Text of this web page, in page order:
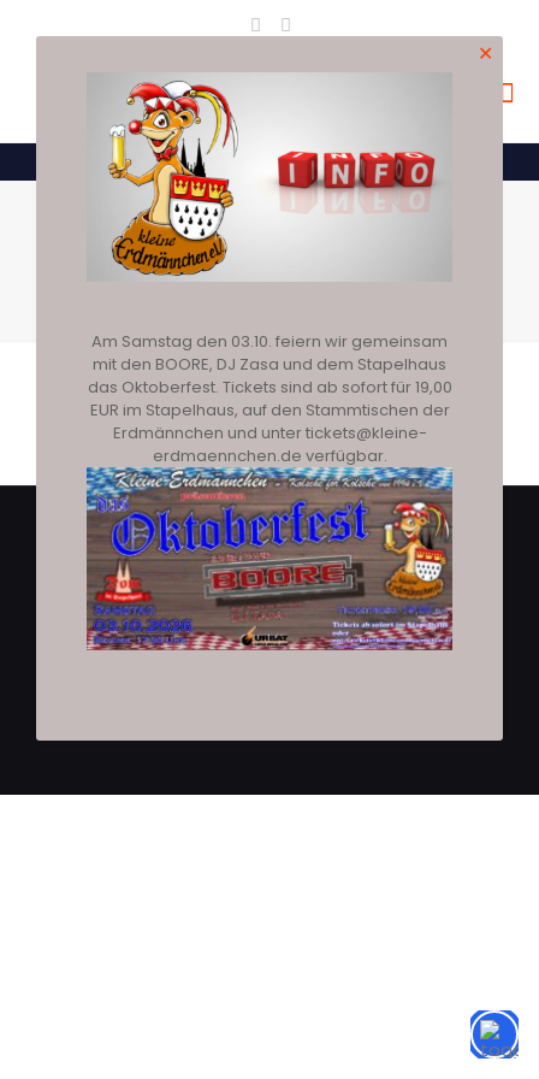
2025 Bilder Patenschaft
Erdmännchen Zoo Köln
© 2026 by Kleine Erdmännchen®
Kleine Erdmännchen® ist eine unter Registernummer
302025004951 beim
Deutschen Patent- und Markenamt eingetragene
✕
Am Samstag den 03.10. feiern wir gemeinsam
mit den BOORE, DJ Zasa und dem Stapelhaus
das Oktoberfest. Tickets sind ab sofort für 19,00
EUR im Stapelhaus, auf den Stammtischen der
Erdmännchen und unter tickets@kleine-
erdmaennchen.de verfügbar.